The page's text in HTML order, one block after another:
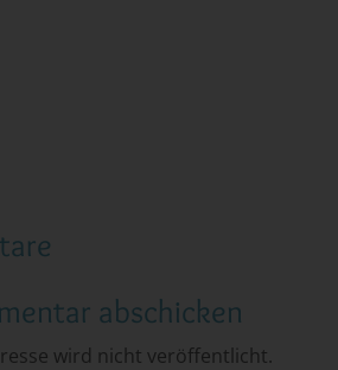
abschicken
wird nicht veröffentlicht.